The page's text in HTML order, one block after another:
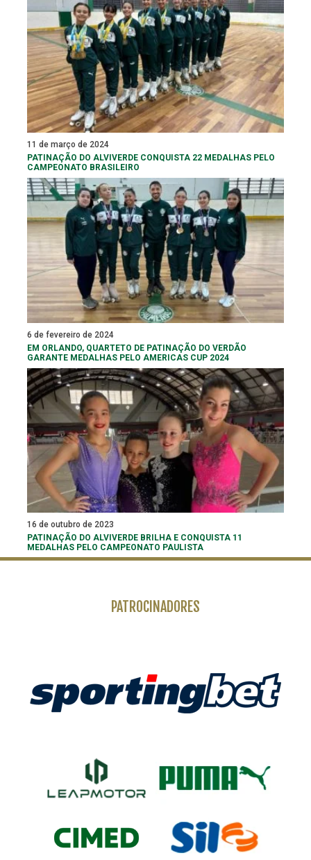
11 de março de 2024
PATINAÇÃO DO ALVIVERDE CONQUISTA 22 MEDALHAS PELO
CAMPEONATO BRASILEIRO
6 de fevereiro de 2024
EM ORLANDO, QUARTETO DE PATINAÇÃO DO VERDÃO
GARANTE MEDALHAS PELO AMERICAS CUP 2024
16 de outubro de 2023
PATINAÇÃO DO ALVIVERDE BRILHA E CONQUISTA 11
MEDALHAS PELO CAMPEONATO PAULISTA
PATROCINADORES